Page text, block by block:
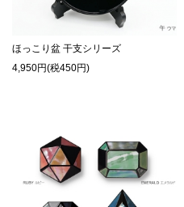
ほっこり盆 干支シリーズ
4,950円(税450円)